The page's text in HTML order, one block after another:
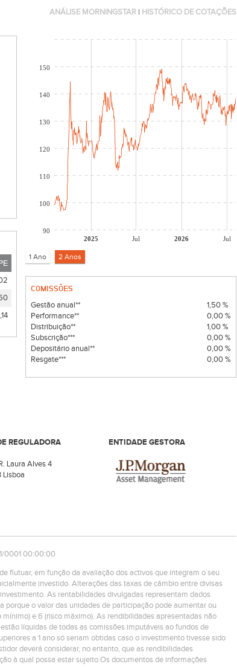
ANÁLISE MORNINGSTAR | HISTÓRICO DE COTAÇÕES
2025 Jul 2026 Jul
90
100
110
120
130
140
150
COMISSÕES
Gestão anual**
Performance**
Distribuição**
Subscrição***
Depositário anual**
Resgate***
1,50 %
0,00 %
1,00 %
0,00 %
0,00 %
0,00 %
REGULADORA ENTIDADE GESTORA
Laura Alves 4
Lisboa
0001 00:00:00
flutuar, em função da avaliação dos activos que integram o seu
investido. Alterações das taxas de câmbio entre divisas
As rentabilidades divulgadas representam dados
o valor das unidades de participação pode aumentar ou
e 6 (risco máximo). As rendibilidades apresentadas não
líquidas de todas as comissões imputáveis ao fundos de
a 1 ano só seriam obtidas caso o investimento tivesse sido
deverá considerar, no entanto, que as rendibilidades
à qual possa estar sujeito.Os documentos de informações